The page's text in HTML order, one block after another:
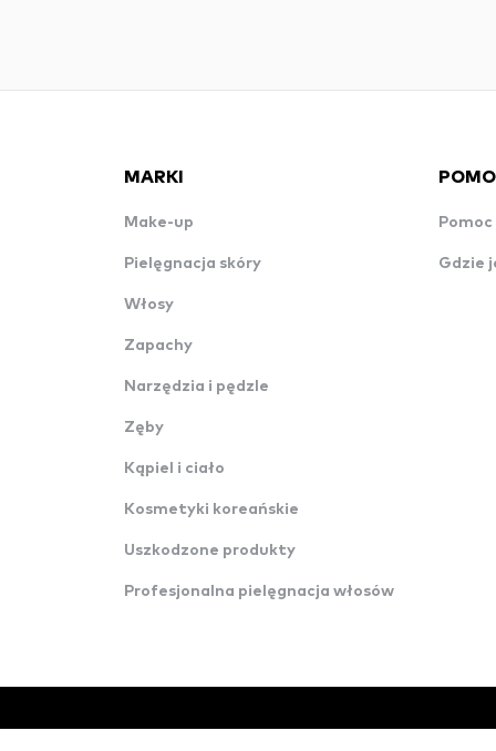
MARKI
Make-up
Pielęgnacja skóry
Włosy
Zapachy
Narzędzia i pędzle
Zęby
Kąpiel i ciało
Kosmetyki koreańskie
Uszkodzone produkty
Profesjonalna pielęgnacja włosów
Gdzie